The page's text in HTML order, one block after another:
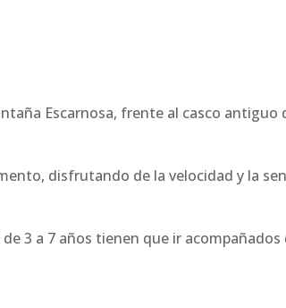
Escarnosa, frente al casco antiguo
disfrutando de la velocidad y la
3 a 7 años tienen que ir